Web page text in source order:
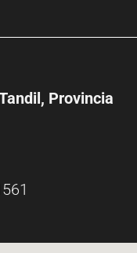
Provincia